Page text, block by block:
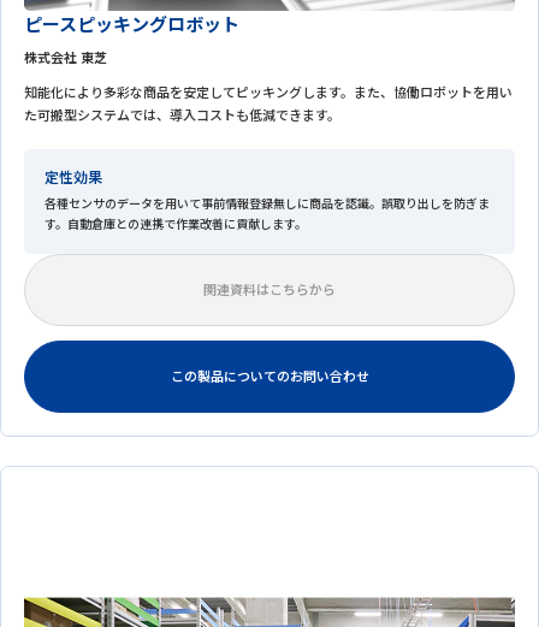
ピースピッキングロボット
株式会社 東芝
知能化により多彩な商品を安定してピッキングします。また、協働ロボットを用い
た可搬型システムでは、導入コストも低減できます。
定性効果
各種センサのデータを用いて事前情報登録無しに商品を認識。誤取り出しを防ぎま
す。自動倉庫との連携で作業改善に貢献します。
関連資料はこちらから
この製品についてのお問い合わせ